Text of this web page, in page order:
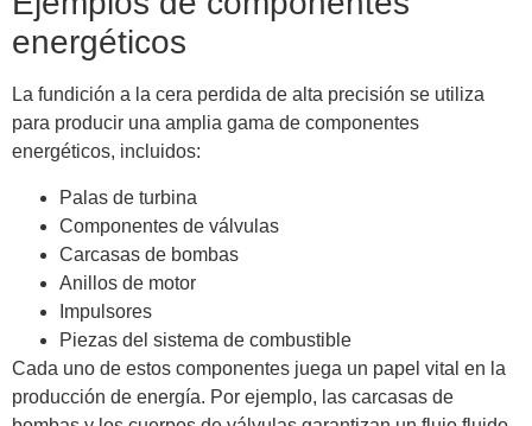
energéticos
La fundición a la cera perdida de alta precisión se utiliza
para producir una amplia gama de componentes
energéticos, incluidos:
Palas de turbina
Componentes de válvulas
Carcasas de bombas
Anillos de motor
Impulsores
Piezas del sistema de combustible
Cada uno de estos componentes juega un papel vital en la
producción de energía. Por ejemplo, las carcasas de